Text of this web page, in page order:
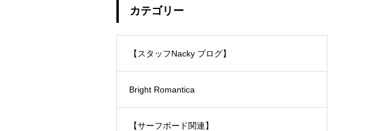
カテゴリー
【スタッフNacky ブログ】
Bright Romantica
【サーフボード関連】